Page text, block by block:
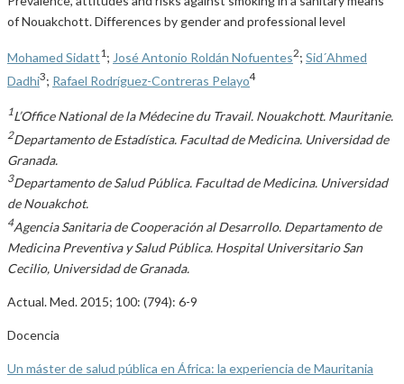
of Nouakchott. Differences by gender and professional level
Mohamed Sidatt1 ; José Antonio Roldán Nofuentes2; Sid´Ahmed
Dadhi3; Rafael Rodríguez-Contreras Pelayo4
1L’Office National de la Médecine du Travail. Nouakchott. Mauritanie.
2Departamento de Estadística. Facultad de Medicina. Universidad de
Granada.
3Departamento de Salud Pública. Facultad de Medicina. Universidad
de Nouakchot.
4Agencia Sanitaria de Cooperación al Desarrollo. Departamento de
Medicina Preventiva y Salud Pública. Hospital Universitario San
Cecilio, Universidad de Granada.
Actual. Med. 2015; 100: (794): 6-9
Docencia
Un máster de salud pública en África: la experiencia de Mauritania